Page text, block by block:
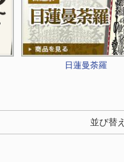
日蓮曼荼羅
並び替え